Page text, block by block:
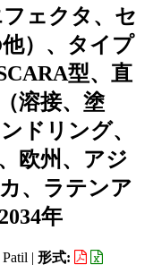
ェクタ、セ
）、タイプ
型、直
溶接、塗
ドリング、
欧州、アジ
、ラテンア
年
| 形式: